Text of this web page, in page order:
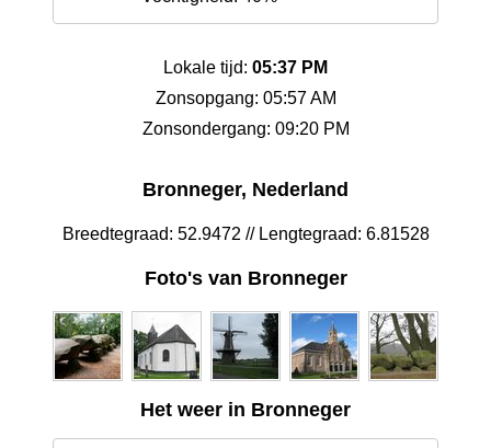
Lokale tijd: 05:37 PM
Zonsopgang: 05:57 AM
Zonsondergang: 09:20 PM
Bronneger, Nederland
Breedtegraad: 52.9472 // Lengtegraad: 6.81528
Foto's van Bronneger
Het weer in Bronneger